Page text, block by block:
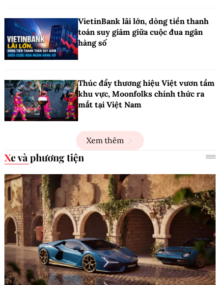
VietinBank lãi lớn, dòng tiền thanh
toán suy giảm giữa cuộc đua ngân
hàng số
Thúc đẩy thương hiệu Việt vươn tầm
khu vực, Moonfolks chính thức ra
mắt tại Việt Nam
Xem thêm
Xe và phương tiện